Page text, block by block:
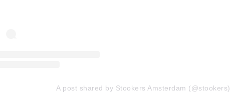
A post shared by Stookers Amsterdam (@stookers)